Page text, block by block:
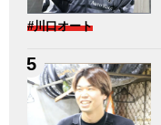
#川口オート